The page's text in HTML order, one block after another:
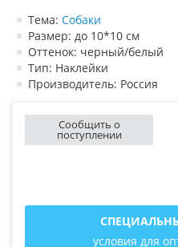
Тема: Собаки
Размер: до 10*10 см
Оттенок: черный/белый
Тип: Наклейки
Производитель: Россия
Сообщить о
поступлении
условия для